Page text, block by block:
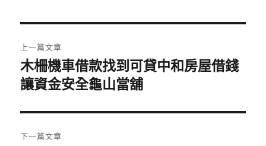
章
導
覽
上一篇文章
上
一
文
章:
木柵機車借款找到可貸中和房屋借錢
讓資金安全龜山當舖
下一篇文章